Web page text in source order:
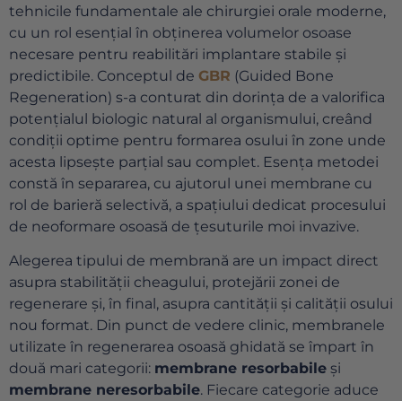
tehnicile fundamentale ale chirurgiei orale moderne,
cu un rol esențial în obținerea volumelor osoase
necesare pentru reabilitări implantare stabile și
predictibile. Conceptul de GBR (Guided Bone
Regeneration) s-a conturat din dorința de a valorifica
potențialul biologic natural al organismului, creând
condiții optime pentru formarea osului în zone unde
acesta lipsește parțial sau complet. Esența metodei
constă în separarea, cu ajutorul unei membrane cu
rol de barieră selectivă, a spațiului dedicat procesului
de neoformare osoasă de țesuturile moi invazive.
Alegerea tipului de membrană are un impact direct
asupra stabilității cheagului, protejării zonei de
regenerare și, în final, asupra cantității și calității osului
nou format. Din punct de vedere clinic, membranele
utilizate în regenerarea osoasă ghidată se împart în
două mari categorii: membrane resorbabile și
membrane neresorbabile. Fiecare categorie aduce